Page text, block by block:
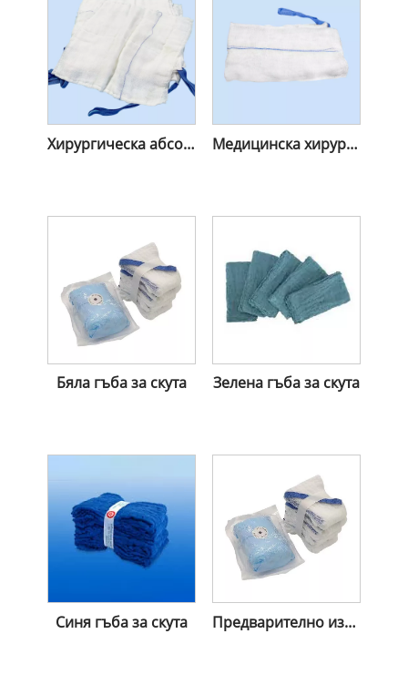
Хирургическа абсорбираща памучна стерилна гъба за скута Медицинска хирургическа нестерилна гъба за скута
Бяла гъба за скута Зелена гъба за скута
Синя гъба за скута Предварително измита гъба за скута с чип